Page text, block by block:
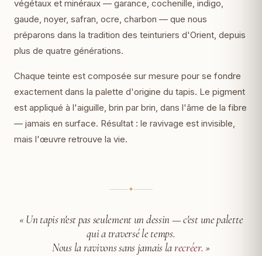
végétaux et minéraux — garance, cochenille, indigo,
gaude, noyer, safran, ocre, charbon — que nous
préparons dans la tradition des teinturiers d'Orient, depuis
plus de quatre générations.
Chaque teinte est composée sur mesure pour se fondre
exactement dans la palette d'origine du tapis. Le pigment
est appliqué à l'aiguille, brin par brin, dans l'âme de la fibre
— jamais en surface. Résultat : le ravivage est invisible,
mais l'œuvre retrouve la vie.
✦
« Un tapis n'est pas seulement un dessin —c'est une palette
qui a traversé le temps.
Nous la ravivons sans jamais larecréer. »